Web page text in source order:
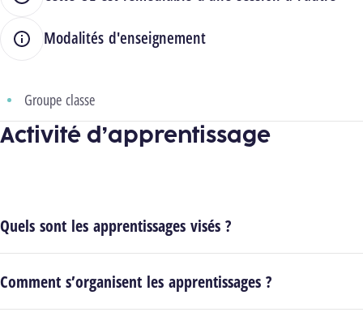
Modalités d'enseignement
Groupe classe
Activité d’apprentissage
Quels sont les apprentissages visés ?
Comment s’organisent les apprentissages ?